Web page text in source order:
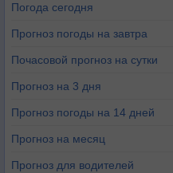
Погода сегодня
Прогноз погоды на завтра
Почасовой прогноз на сутки
Прогноз на 3 дня
Прогноз погоды на 14 дней
Прогноз на месяц
Прогноз для водителей